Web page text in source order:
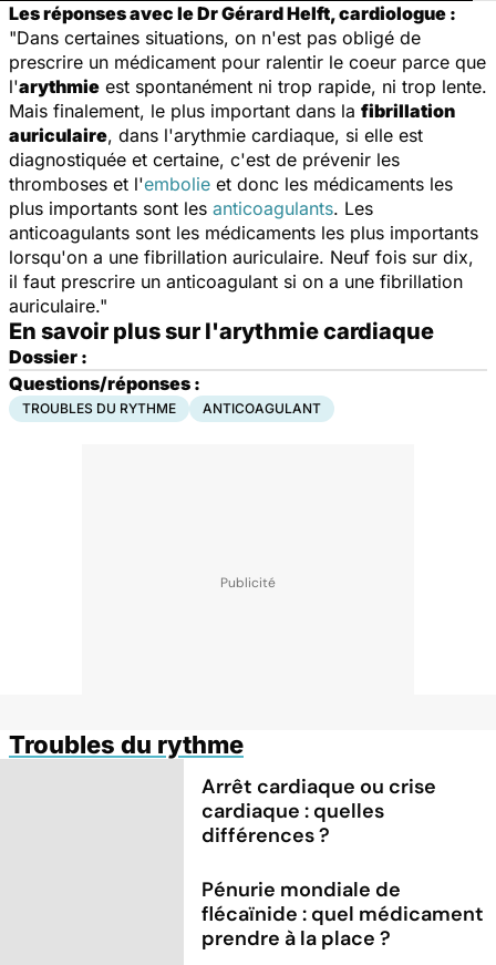
Les réponses avec le Dr Gérard Helft, cardiologue :
"Dans certaines situations, on n'est pas obligé de
prescrire un médicament pour ralentir le coeur parce que
l'arythmie est spontanément ni trop rapide, ni trop lente.
Mais finalement, le plus important dans la fibrillation
auriculaire, dans l'arythmie cardiaque, si elle est
diagnostiquée et certaine, c'est de prévenir les
thromboses et l'embolie et donc les médicaments les
plus importants sont les anticoagulants. Les
anticoagulants sont les médicaments les plus importants
lorsqu'on a une fibrillation auriculaire. Neuf fois sur dix,
il faut prescrire un anticoagulant si on a une fibrillation
auriculaire."
En savoir plus sur l'arythmie cardiaque
Dossier :
Questions/réponses :
TROUBLES DU RYTHME ANTICOAGULANT
Troubles du rythme
Arrêt cardiaque ou crise
cardiaque : quelles
différences ?
Pénurie mondiale de
flécaïnide : quel médicament
prendre à la place ?